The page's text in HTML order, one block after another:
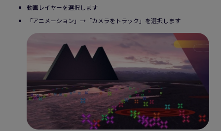
動画レイヤーを選択します
「アニメーション」→「カメラをトラック」を選択します